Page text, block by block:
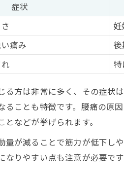
症状
痛み
る方は非常に多く、その症状
ることも特徴です。腰痛の原
などが挙げられます。
量が減ることで筋力が低下し
なりやすい点も注意が必要で